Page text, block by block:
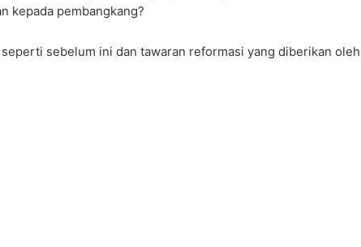
kepada pembangkang?
sebelum ini dan tawaran reformasi yang diberikan